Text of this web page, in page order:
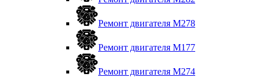
Ремонт двигателя М278
Ремонт двигателя М177
Ремонт двигателя М274